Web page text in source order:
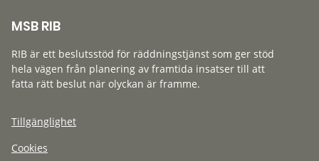
MSB RIB
RIB är ett beslutsstöd för räddningstjänst som ger stöd
hela vägen från planering av framtida insatser till att
fatta rätt beslut när olyckan är framme.
Tillgänglighet
Cookies